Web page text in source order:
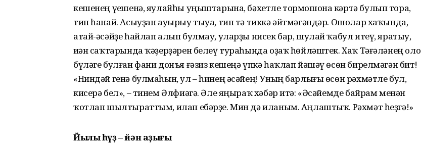
кешенең үҫешенә, яулайһы уңыштарына, бәхетле тормошона кәртә булып тора,
тип һанай. Асыуҙан ауырыу тыуа, тип тә тиккә әйтмәгәндәр. Ошолар хаҡында,
атай-әсәйҙе һайлап алып булмау, уларҙы нисек бар, шулай ҡабул итеү, яратыу,
иҫән саҡтарында ҡәҙерҙәрен белеү тураһында оҙаҡ һөйләштек. Хаҡ Тәғәләнең оло
бүләге булған фани донъя ғәзиз кешеңә үпкә һаҡлап йәшәү өсөн бирелмәгән бит!
«Ниндәй генә булмаһын, ул – һинең әсәйең! Уның барлығы өсөн рәхмәтле бул,
кисерә бел», – тинем Әлфиәгә. Әле яңыраҡ хәбәр итә: «Әсәйемде байрам менән
ҡотлап шылтыраттым, илап ебәрҙе. Мин дә иланым. Аңлаштыҡ. Рәхмәт һеҙгә!»
Йылы һүҙ – йән аҙығы